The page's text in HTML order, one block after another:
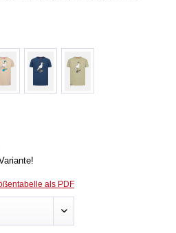
als PDF